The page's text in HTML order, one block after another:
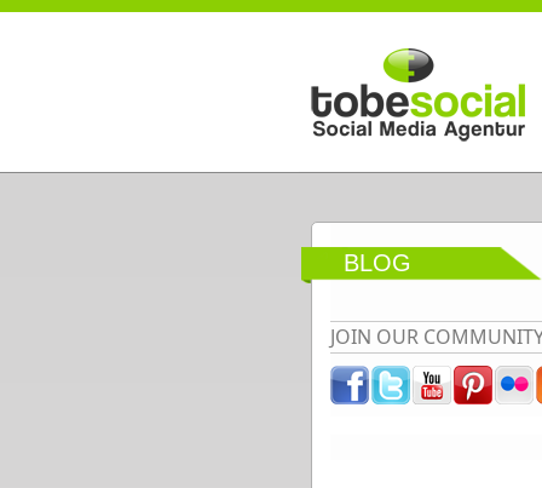
Direkt zum Inhalt
BLOG
JOIN OUR